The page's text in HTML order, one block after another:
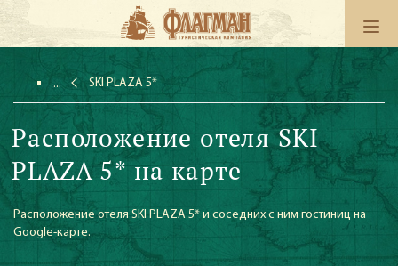
SKI PLAZA 5*
Расположение отеля SKI
PLAZA 5* на карте
Расположение отеля SKI PLAZA 5* и соседних с ним гостиниц на
Google-карте.